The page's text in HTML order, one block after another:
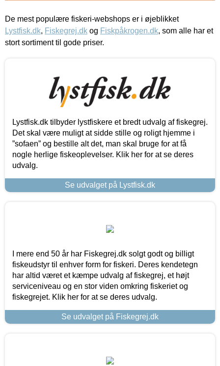
De mest populære fiskeri-webshops er i øjeblikket
Lystfisk.dk, Fiskegrej.dk og Fiskpåkrogen.dk, som alle har et
stort sortiment til gode priser.
Lystfisk.dk tilbyder lystfiskere et bredt udvalg af fiskegrej.
Det skal være muligt at sidde stille og roligt hjemme i
”sofaen” og bestille alt det, man skal bruge for at få
nogle herlige fiskeoplevelser. Klik her for at se deres
udvalg.
Se udvalget på Lystfisk.dk
I mere end 50 år har Fiskegrej.dk solgt godt og billigt
fiskeudstyr til enhver form for fiskeri. Deres kendetegn
har altid været et kæmpe udvalg af fiskegrej, et højt
serviceniveau og en stor viden omkring fiskeriet og
fiskegrejet. Klik her for at se deres udvalg.
Se udvalget på Fiskegrej.dk